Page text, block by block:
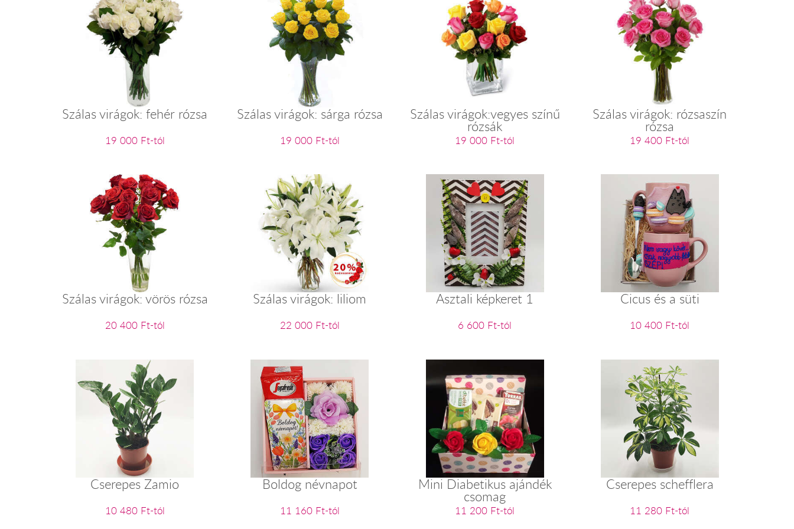
Szálas virágok: fehér rózsa
19 000 Ft-tól
Szálas virágok: sárga rózsa
19 000 Ft-tól
Szálas virágok:vegyes színű
rózsák
19 000 Ft-tól
Szálas virágok: rózsaszín
rózsa
19 400 Ft-tól
Szálas virágok: vörös rózsa
20 400 Ft-tól
Szálas virágok: liliom
22 000 Ft-tól
Asztali képkeret 1
6 600 Ft-tól
Cicus és a süti
10 400 Ft-tól
Cserepes Zamio
10 480 Ft-tól
Boldog névnapot
11 160 Ft-tól
Mini Diabetikus ajándék
csomag
11 200 Ft-tól
Cserepes schefflera
11 280 Ft-tól